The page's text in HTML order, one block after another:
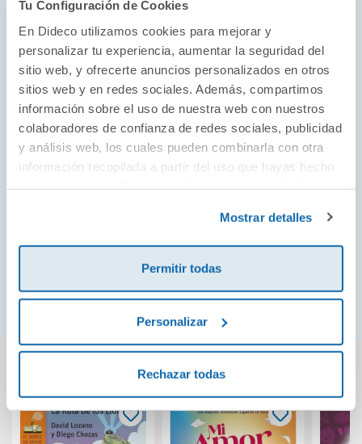
Tu Configuración de Cookies
En Dideco utilizamos cookies para mejorar y
personalizar tu experiencia, aumentar la seguridad del
sitio web, y ofrecerte anuncios personalizados en otros
sitios web y en redes sociales. Además, compartimos
información sobre el uso de nuestra web con nuestros
colaboradores de confianza de redes sociales, publicidad
y análisis web, los cuales pueden combinarla con otra
información recopilada a partir del uso que hayas hecho
Mostrar detalles
Permitir todas
Personalizar
Rechazar todas
«Honesto, cercano y completamente adictivo, el
trabajo de Josephson tiene el poder de
cambiarte la vida. Si vives con esa ansiedad
constante de pensar que has hecho algo mal o
que alguien no te soporta, este libro será como
salir a respirar aire fresco. Léelo y libérate».
Katherine Morgan Schafler, autora deLa guía
de la perfeccionista para perder el control
especialmente para mí. Y probablemente para ti
también. Para todas las personas
complacientes, mediadoras?: leed este libro. Mi
ejemplar ya está subraya
También podría gustarte...